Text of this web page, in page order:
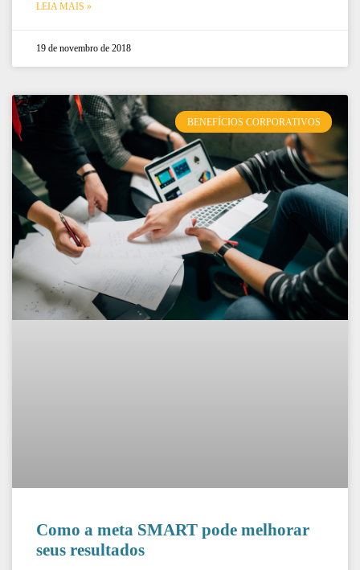
LEIA MAIS »
19 de novembro de 2018
BENEFÍCIOS CORPORATIVOS
Como a meta SMART pode melhorar
seus resultados